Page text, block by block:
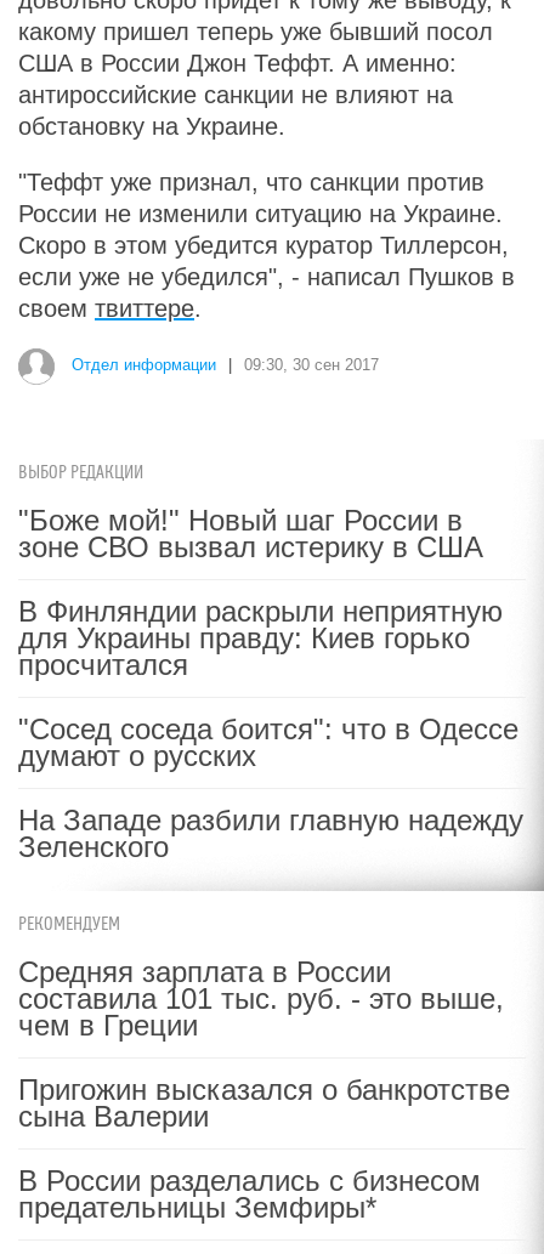
какому пришел теперь уже бывший посол
США в России Джон Теффт. А именно:
антироссийские санкции не влияют на
обстановку на Украине.
"Теффт уже признал, что санкции против
России не изменили ситуацию на Украине.
Скоро в этом убедится куратор Тиллерсон,
если уже не убедился", - написал Пушков в
своем твиттере.
Отдел информации 09:30, 30 сен 2017
ВЫБОР РЕДАКЦИИ
"Боже мой!" Новый шаг России в
зоне СВО вызвал истерику в США
В Финляндии раскрыли неприятную
для Украины правду: Киев горько
просчитался
"Сосед соседа боится": что в Одессе
думают о русских
На Западе разбили главную надежду
Зеленского
РЕКОМЕНДУЕМ
Средняя зарплата в России
составила 101 тыс. руб. - это выше,
чем в Греции
Пригожин высказался о банкротстве
сына Валерии
В России разделались с бизнесом
предательницы Земфиры*